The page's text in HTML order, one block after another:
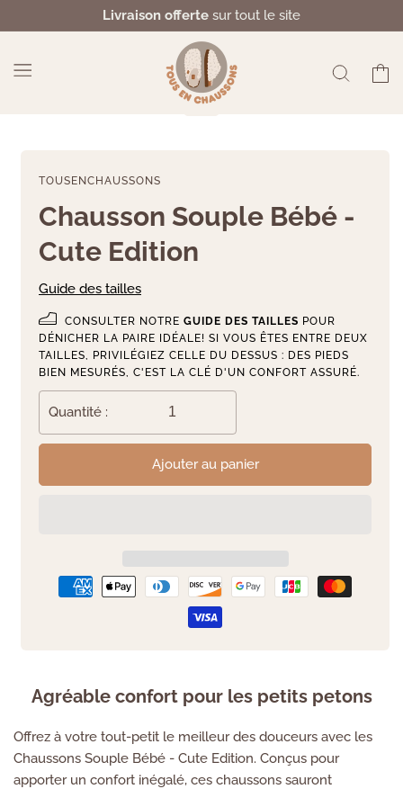
au
Livraison offerte sur tout le site
Panier
TOUSENCHAUSSONS
Chausson Souple Bébé -
Cute Edition
Guide des tailles
CONSULTER NOTRE GUIDE DES TAILLES POUR
DÉNICHER LA PAIRE IDÉALE! SI VOUS ÊTES ENTRE DEUX
TAILLES, PRIVILÉGIEZ CELLE DU DESSUS : DES PIEDS
BIEN MESURÉS, C'EST LA CLÉ D'UN CONFORT ASSURÉ.
Quantité :
Ajouter au panier
Agréable confort pour les petits petons
Offrez à votre tout-petit le meilleur des douceurs avec les
Chaussons Souple Bébé - Cute Edition. Conçus pour
apporter un confort inégalé, ces chaussons sauront